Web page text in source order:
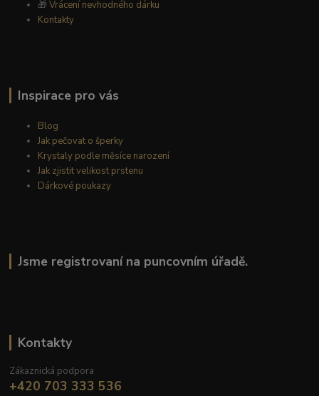
🎁Vrácení nevhodného dárku
Kontakty
Inspirace pro vás
Blog
Jak pečovat o šperky
Krystaly podle měsíce narození
Jak zjistit velikost prstenu
Dárkové poukazy
Jsme registrovaní na puncovním úřadě.
Kontakty
Zákaznická podpora
+420 703 333 536